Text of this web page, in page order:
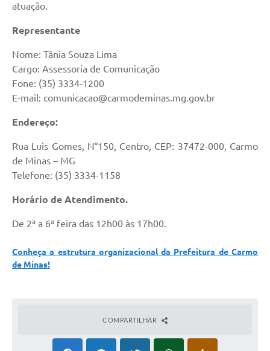
atuação.
Representante
Nome: Tânia Souza Lima
Cargo: Assessoria de Comunicação
Fone: (35) 3334-1200
E-mail: comunicacao@carmodeminas.mg.gov.br
Endereço:
Rua Luis Gomes, N°150, Centro, CEP: 37472-000, Carmo
de Minas – MG
Telefone: (35) 3334-1158
Horário de Atendimento.
De 2ª a 6ª feira das 12h00 às 17h00.
Conheça a estrutura organizacional da Prefeitura de Carmo
de Minas!
COMPARTILHAR